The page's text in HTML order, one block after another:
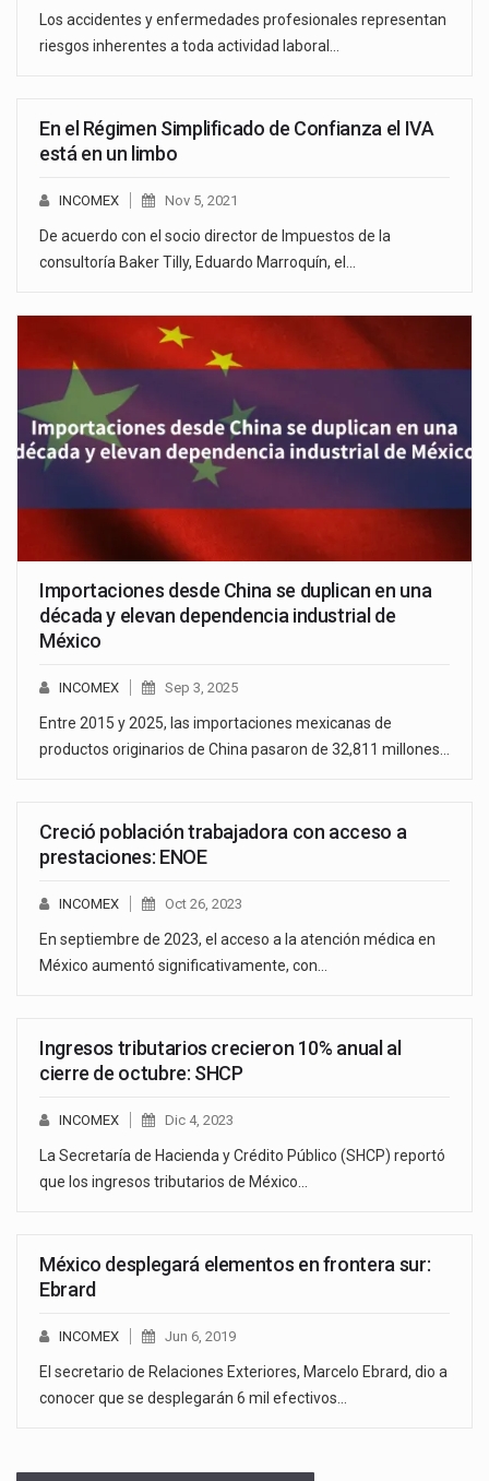
Los accidentes y enfermedades profesionales representan
riesgos inherentes a toda actividad laboral…
En el Régimen Simplificado de Confianza el IVA
está en un limbo
INCOMEX Nov 5, 2021
De acuerdo con el socio director de Impuestos de la
consultoría Baker Tilly, Eduardo Marroquín, el…
Importaciones desde China se duplican en una
década y elevan dependencia industrial de
México
INCOMEX Sep 3, 2025
Entre 2015 y 2025, las importaciones mexicanas de
productos originarios de China pasaron de 32,811 millones…
Creció población trabajadora con acceso a
prestaciones: ENOE
INCOMEX Oct 26, 2023
En septiembre de 2023, el acceso a la atención médica en
México aumentó significativamente, con…
Ingresos tributarios crecieron 10% anual al
cierre de octubre: SHCP
INCOMEX Dic 4, 2023
La Secretaría de Hacienda y Crédito Público (SHCP) reportó
que los ingresos tributarios de México…
México desplegará elementos en frontera sur:
Ebrard
INCOMEX Jun 6, 2019
El secretario de Relaciones Exteriores, Marcelo Ebrard, dio a
conocer que se desplegarán 6 mil efectivos…